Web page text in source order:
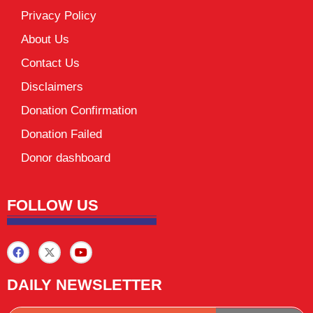
Privacy Policy
About Us
Contact Us
Disclaimers
Donation Confirmation
Donation Failed
Donor dashboard
FOLLOW US
DAILY NEWSLETTER